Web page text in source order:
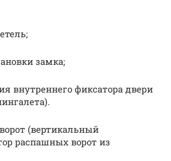
замка;
внутреннего фиксатора двери
(вертикальный
распашных ворот из